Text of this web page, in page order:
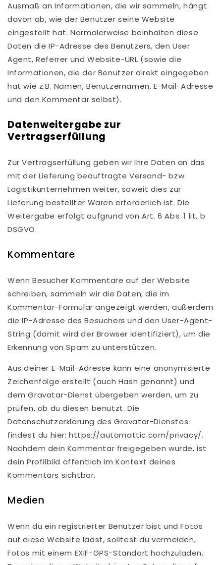
Ausmaß an Informationen, die wir sammeln, hängt
davon ab, wie der Benutzer seine Website
eingestellt hat. Normalerweise beinhalten diese
Daten die IP-Adresse des Benutzers, den User
Agent, Referrer und Website-URL (sowie die
Informationen, die der Benutzer direkt eingegeben
hat wie z.B. Namen, Benutzernamen, E-Mail-Adresse
und den Kommentar selbst).
Datenweitergabe zur
Vertragserfüllung
Zur Vertragserfüllung geben wir Ihre Daten an das
mit der Lieferung beauftragte Versand- bzw.
Logistikunternehmen weiter, soweit dies zur
Lieferung bestellter Waren erforderlich ist. Die
Weitergabe erfolgt aufgrund von Art. 6 Abs. 1 lit. b
DSGVO.
Kommentare
Wenn Besucher Kommentare auf der Website
schreiben, sammeln wir die Daten, die im
Kommentar-Formular angezeigt werden, außerdem
die IP-Adresse des Besuchers und den User-Agent-
String (damit wird der Browser identifiziert), um die
Erkennung von Spam zu unterstützen.
Aus deiner E-Mail-Adresse kann eine anonymisierte
Zeichenfolge erstellt (auch Hash genannt) und
dem Gravatar-Dienst übergeben werden, um zu
prüfen, ob du diesen benutzt. Die
Datenschutzerklärung des Gravatar-Dienstes
findest du hier: https://automattic.com/privacy/.
Nachdem dein Kommentar freigegeben wurde, ist
dein Profilbild öffentlich im Kontext deines
Kommentars sichtbar.
Medien
Wenn du ein registrierter Benutzer bist und Fotos
auf diese Website lädst, solltest du vermeiden,
Fotos mit einem EXIF-GPS-Standort hochzuladen.